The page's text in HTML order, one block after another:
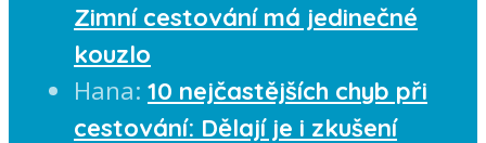
Zimní cestování má jedinečné
kouzlo
Hana: 10 nejčastějších chyb při
cestování: Dělají je i zkušení